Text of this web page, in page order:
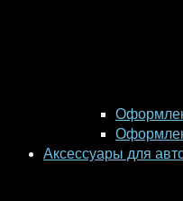
Аксессуары для